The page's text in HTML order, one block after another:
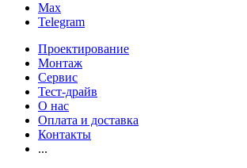
Max
Telegram
Проектирование
Монтаж
Сервис
Тест-драйв
О нас
Оплата и доставка
Контакты
...